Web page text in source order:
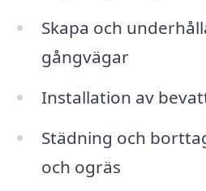
Skapa och
gångvägar
Installation av
Städning och
och ogräs